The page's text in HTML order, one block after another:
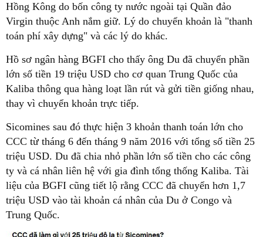
Hồng Kông do bốn công ty nước ngoài tại Quần đảo
Virgin thuộc Anh nắm giữ. Lý do chuyển khoản là "thanh
toán phí xây dựng" và các lý do khác.
Hồ sơ ngân hàng BGFI cho thấy ông Du đã chuyển phần
lớn số tiền 19 triệu USD cho cơ quan Trung Quốc của
Kaliba thông qua hàng loạt lần rút và gửi tiền giống nhau,
thay vì chuyển khoản trực tiếp.
Sicomines sau đó thực hiện 3 khoản thanh toán lớn cho
CCC từ tháng 6 đến tháng 9 năm 2016 với tổng số tiền 25
triệu USD. Du đã chia nhỏ phần lớn số tiền cho các công
ty và cá nhân liên hệ với gia đình tổng thống Kaliba. Tài
liệu của BGFI cũng tiết lộ rằng CCC đã chuyển hơn 1,7
triệu USD vào tài khoản cá nhân của Du ở Congo và
Trung Quốc.